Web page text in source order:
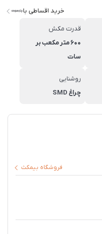
خرید اقساطی با
قدرت مکش
600 متر مکعب بر
سات
روشنایی
چراغ SMD
فروشگاه بیمکث